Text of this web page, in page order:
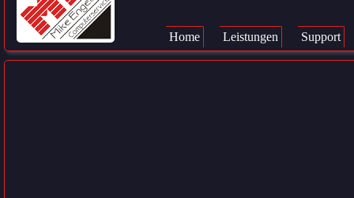
überspringen
Home Leistungen Support